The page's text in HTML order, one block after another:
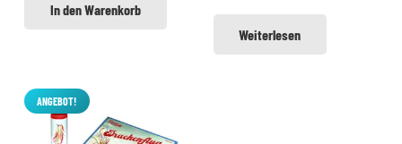
In den Warenkorb
Weiterlesen
ANGEBOT!